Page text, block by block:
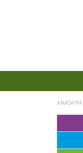
ANASAYFA